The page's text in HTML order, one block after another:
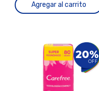
Agregar al carrito
20%
OFF